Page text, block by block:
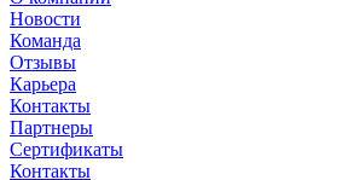
Новости
Команда
Отзывы
Карьера
Контакты
Партнеры
Сертификаты
Контакты